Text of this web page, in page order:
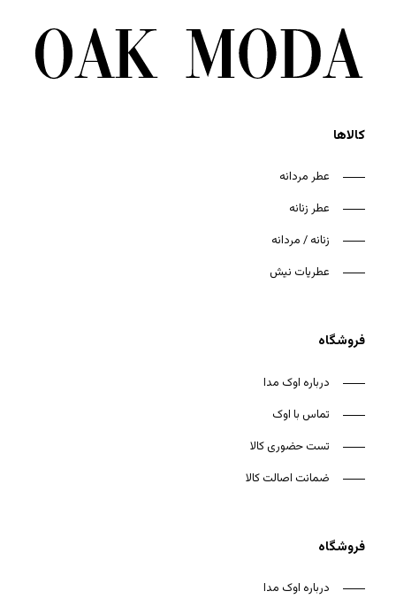
کالاها
عطر مردانه
عطر زنانه
زنانه / مردانه
عطریات نیش
فروشگاه
درباره اوک مدا
تماس با اوک
تست حضوری کالا
ضمانت اصالت کالا
فروشگاه
درباره اوک مدا